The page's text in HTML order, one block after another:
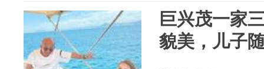
巨兴茂一家
貌美，儿子